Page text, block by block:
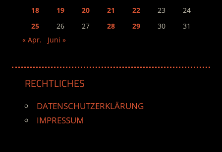
18
19 20 21 22 23
24
25
26 27 28 29 30
31
« Apr.
Juni »
RECHTLICHES
DATENSCHUTZERKLÄRUNG
IMPRESSUM